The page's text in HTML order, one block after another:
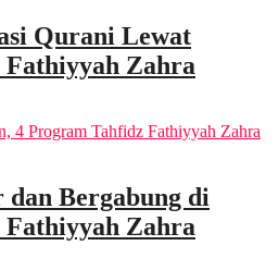
Qurani Lewat
Zahra
dan Bergabung di
Zahra